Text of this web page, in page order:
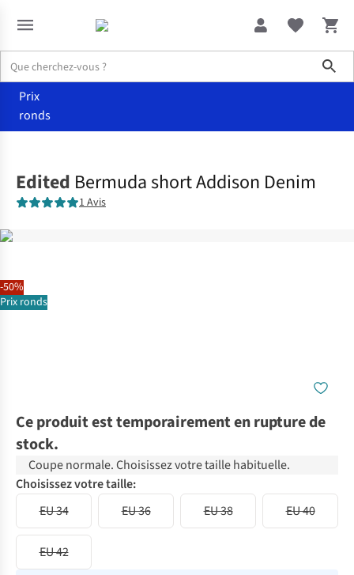
Prix
ronds
-50%
Prix ronds
Edited Bermuda short Addison Denim
1 Avis
Ce produit est temporairement en rupture de
stock.
Coupe normale. Choisissez votre taille habituelle.
Choisissez votre taille:
EU 34
EU 36 EU 38 EU 40
EU 42